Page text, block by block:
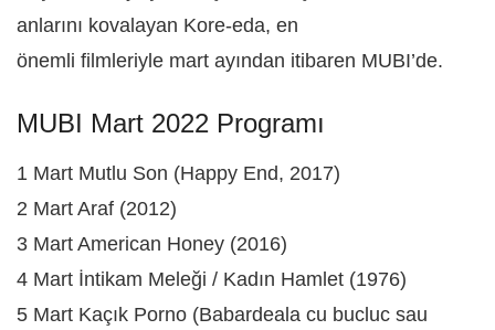
anlarını kovalayan Kore-eda, en
önemli filmleriyle mart ayından itibaren MUBI’de.
MUBI Mart 2022 Programı
1 Mart Mutlu Son (Happy End, 2017)
2 Mart Araf (2012)
3 Mart American Honey (2016)
4 Mart İntikam Meleği / Kadın Hamlet (1976)
5 Mart Kaçık Porno (Babardeala cu bucluc sau